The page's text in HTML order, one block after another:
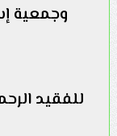
وجمعية
للفقيد